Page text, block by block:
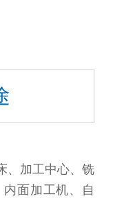
、加工中心、铣
面加工机、自